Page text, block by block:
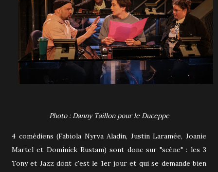
Photo : Danny Taillon pour le Duceppe
4 comédiens (Fabiola Nyrva Aladin, Justin Laramée, Joanie
Martel et Dominick Rustam) sont donc sur "scène" : les 3
Tony et Jazz dont c'est le 1er jour et qui se demande bien